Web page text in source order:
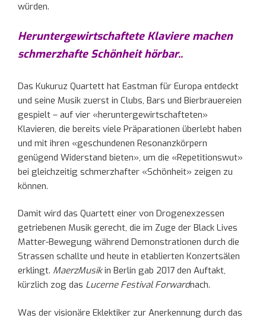
würden.
Heruntergewirtschaftete Klaviere machen
schmerzhafte Schönheit hörbar..
Das Kukuruz Quartett hat Eastman für Europa entdeckt
und seine Musik zuerst in Clubs, Bars und Bierbrauereien
gespielt – auf vier «heruntergewirtschafteten»
Klavieren, die bereits viele Präparationen überlebt haben
und mit ihren «geschundenen Resonanzkörpern
genügend Widerstand bieten», um die «Repetitionswut»
bei gleichzeitig schmerzhafter «Schönheit» zeigen zu
können.
Damit wird das Quartett einer von Drogenexzessen
getriebenen Musik gerecht, die im Zuge der Black Lives
Matter-Bewegung während Demonstrationen durch die
Strassen schallte und heute in etablierten Konzertsälen
erklingt. MaerzMusikin Berlin gab 2017 den Auftakt,
kürzlich zog das Lucerne Festival Forwardnach.
Was der visionäre Eklektiker zur Anerkennung durch das